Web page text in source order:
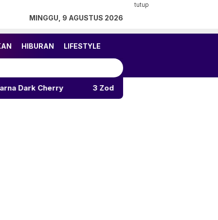
tutup
MINGGU, 9 AGUSTUS 2026
HIBURAN LIFESTYLE
3 Zodiak Ini Diam-diam Jatuh Cinta, Siapa